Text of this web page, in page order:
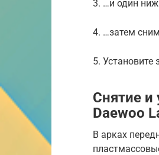
3. …и один
4. …затем
5.
Снятие и
Daewoo
В арках